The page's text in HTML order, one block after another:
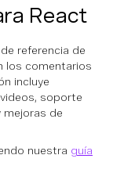
React
referencia de
los comentarios
incluye
soporte
mejoras de
nuestra guía